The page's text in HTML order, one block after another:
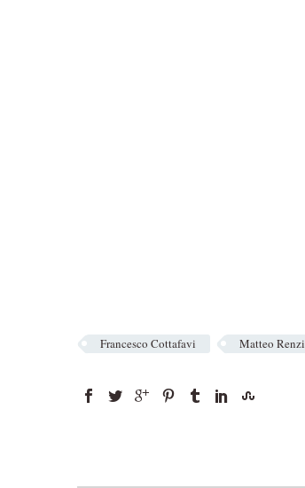
Francesco Cottafavi Matteo Renzi